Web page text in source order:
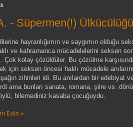
- Süpermen(!) Ülkücülüğü
hayranlığımın ve saygımın olduğu
ve kahramanca mücadelelerini seksen
Çok kolay çözüldüler. Bu çözülme
için seksen öncesi haklı mücadele
zihinleri idi. Bu anılardan bir edebiyat
ama bunları sanata, romana, şiire vs.
bilemediniz kasaba çocuğuydu.
Edin »